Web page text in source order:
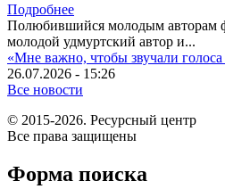
Подробнее
Полюбившийся молодым авторам
молодой удмуртский автор и...
«Мне важно, чтобы звучали
26.07.2026 - 15:26
Все новости
© 2015-2026. Ресурсный центр
Все права защищены
Форма поиска